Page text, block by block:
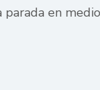
en